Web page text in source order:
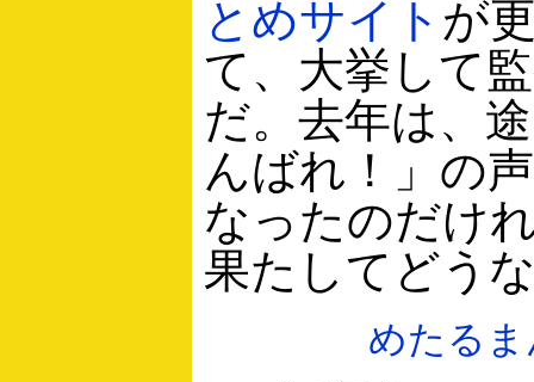
とめサイト が
て、大挙して
だ。去年は、
んばれ！」の
なったのだけ
果たしてどう
めたる